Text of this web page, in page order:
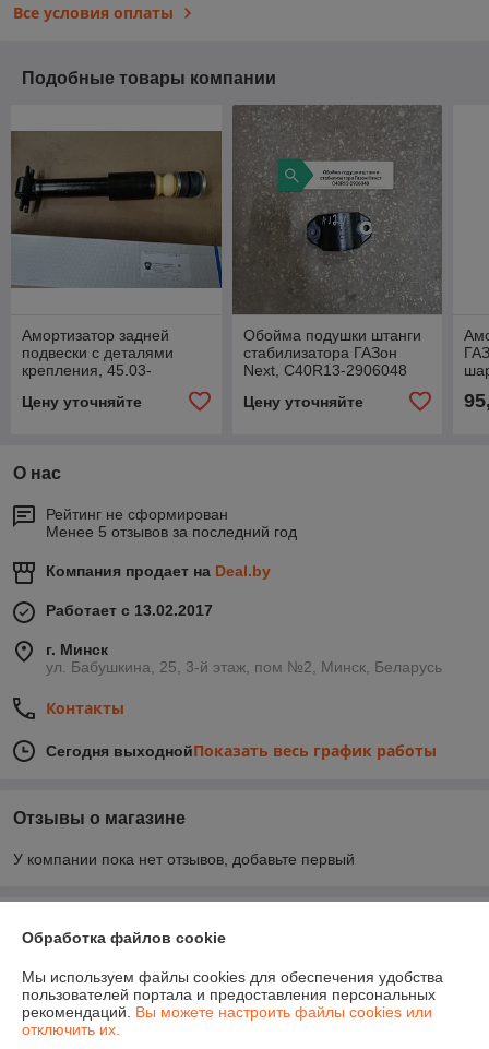
Все условия оплаты
Подобные товары компании
Амортизатор задней
подвески с деталями
крепления, 45.03-
Цену уточняйте
Обойма подушки штанги
стабилизатора ГАЗон
Next, С40R13-2906048
Цену уточняйте
О нас
Рейтинг не сформирован
Менее 5 отзывов за последний год
Компания продает на Deal.by
Работает с 13.02.2017
г. Минск
ул. Бабушкина, 25, 3-й этаж, пом №2, Минск, Беларусь
Контакты
Сегодня выходнойПоказать весь график работы
Отзывы о магазине
У компании пока нет отзывов, добавьте первый
Контакты
Доставка и оплата
Обработка файлов cookie
Мы используем файлы cookies для обеспечения удобства
пользователей портала и предоставления персональных
рекомендаций. Вы можете настроить файлы cookies или
отключить их.